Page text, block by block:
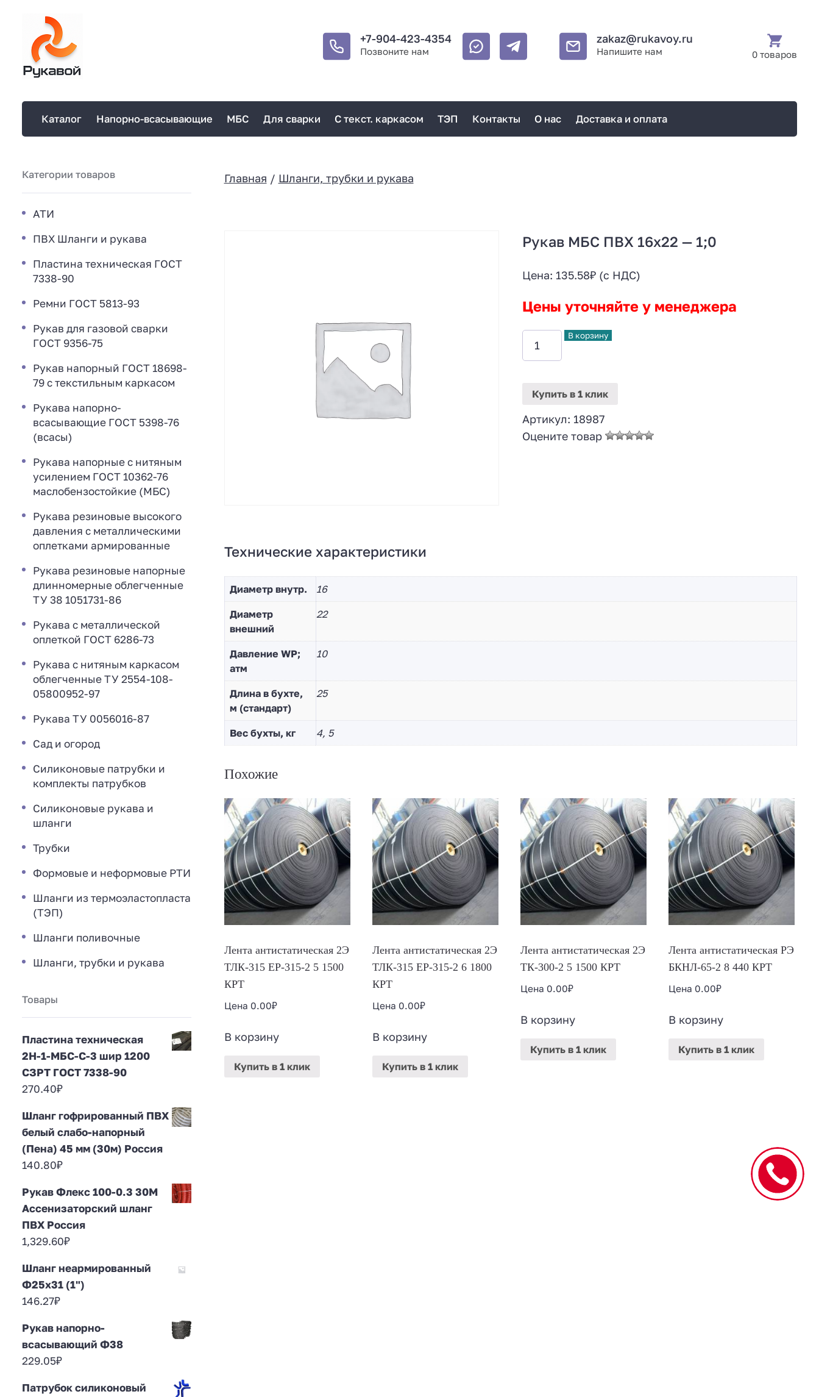
+7-904-423-4354
Позвоните нам
zakaz@rukavoy.ru
Напишите нам 0 товаров
Каталог Напорно-всасывающие МБС Для сварки С текст. каркасом ТЭП Контакты О нас Доставка и оплата
Главная / Шланги, трубки и рукава
Рукав МБС ПВХ 16х22 — 1;0
Цена: 135.58₽(с НДС)
Цены уточняйте у менеджера
В корзину
Купитьв 1 клик
Артикул: 18987
Оцените товар
Технические характеристики
Диаметр внутр. 16
Диaметр
внешний
22
Давление WP;
атм
10
Длина в бухте,
м (стандарт)
25
Вес бухты, кг 4, 5
Похожие
Лента антистатическая 2Э
ТЛК-315 ЕР-315-2 5 1500
КРТ
Цена 0.00₽
В корзину
Купитьв 1 клик
Лента антистатическая 2Э
ТЛК-315 ЕР-315-2 6 1800
КРТ
Цена 0.00₽
В корзину
Купитьв 1 клик
Лента антистатическая 2Э
ТК-300-2 5 1500 КРТ
Цена 0.00₽
В корзину
Купитьв 1 клик
Лента антистатическая РЭ
БКНЛ-65-2 8 440 КРТ
Цена 0.00₽
В корзину
Купить в 1 клик
Категории товаров
АТИ
ПВХ Шланги и рукава
Пластина техническая ГОСТ
7338-90
Ремни ГОСТ 5813-93
Рукав для газовой сварки
ГОСТ 9356-75
Рукав напорный ГОСТ 18698-
79 с текстильным каркасом
Рукава напорно-
всасывающие ГОСТ 5398-76
(всасы)
Рукава напорные с нитяным
усилением ГОСТ 10362-76
маслобензостойкие (МБС)
Рукава резиновые высокого
давления с металлическими
оплетками армированные
Рукава резиновые напорные
длинномерные облегченные
ТУ 38 1051731-86
Рукава с металлической
оплеткой ГОСТ 6286-73
Рукава с нитяным каркасом
облегченные ТУ 2554-108-
05800952-97
Рукава ТУ 0056016-87
Сад и огород
Силиконовые патрубки и
комплекты патрубков
Силиконовые рукава и
шланги
Трубки
Формовые и неформовые РТИ
Шланги из термоэластопласта
(ТЭП)
Шланги поливочные
Шланги, трубки и рукава
Товары
Пластина техническая
2Н-1-МБС-С-3 шир 1200
СЗРТ ГОСТ 7338-90
270.40₽
Шланг гофрированный ПВХ
белый слабо-напорный
(Пена) 45 мм (30м) Россия
140.80₽
Рукав Флекс 100-0.3 30М
Ассенизаторский шланг
ПВХ Россия
1,329.60₽
Шланг неармированный
Ф25х31 (1")
146.27₽
Рукав напорно-
всасывающий Ф38
229.05₽
Патрубок силиконовый